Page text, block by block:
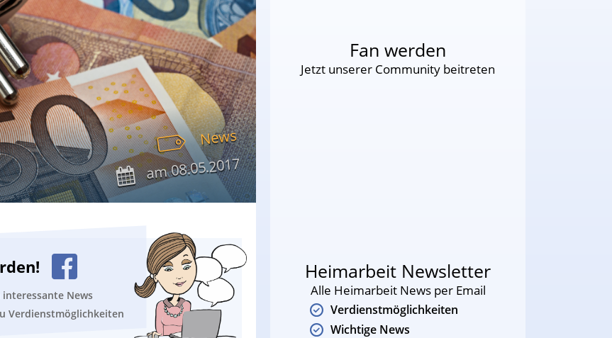
News
am08.05.2017
News
Verdienstmöglichkeiten
Fan werden
Jetzt unserer Community beitreten
Heimarbeit Newsletter
Alle Heimarbeit News per Email
Verdienstmöglichkeiten
Wichtige News